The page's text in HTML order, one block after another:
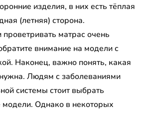
изделия, в них есть тёплая
(летняя) сторона.
матрас очень
внимание на модели с
Наконец, важно понять, какая
Людям с заболеваниями
системы стоит выбрать
модели. Однако в некоторых